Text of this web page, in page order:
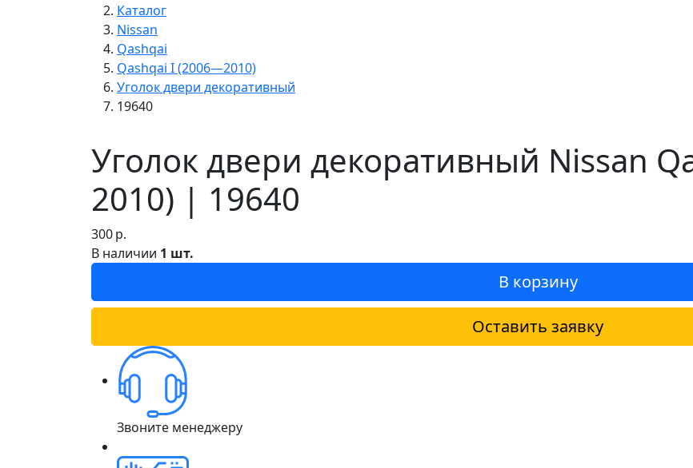
Каталог
Nissan
Qashqai
Qashqai I (2006—2010)
Уголок двери декоративный
19640
Уголок двери декоративный Nissan
2010) | 19640
300р.
В наличии 1 шт.
В корзину
Оставить заявку
Звоните менеджеру